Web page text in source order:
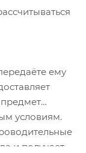
ему
условиям.
и получает